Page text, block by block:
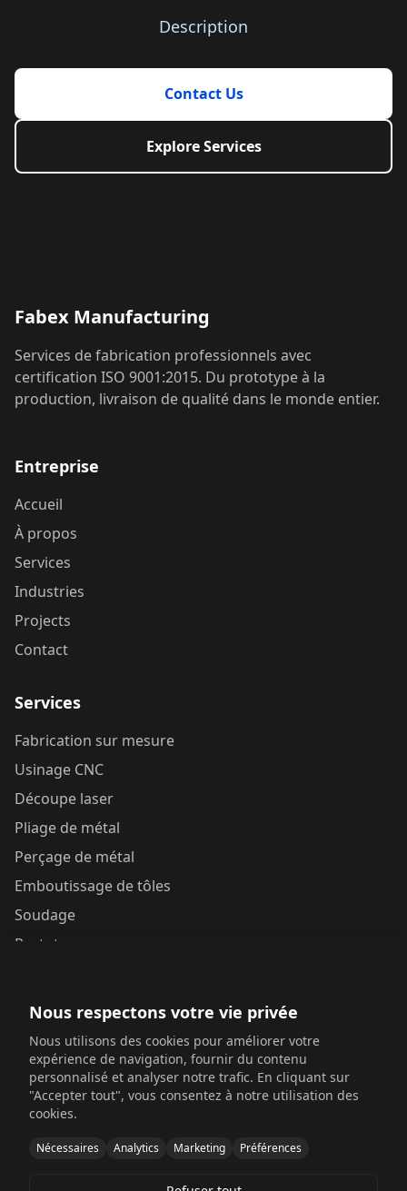
Description
Contact Us
Explore Services
Fabex Manufacturing
Services de fabrication professionnels avec
certification ISO 9001:2015. Du prototype à la
production, livraison de qualité dans le monde entier.
Entreprise
Accueil
À propos
Services
Industries
Projects
Contact
Services
Fabrication sur mesure
Usinage CNC
Découpe laser
Pliage de métal
Perçage de métal
Emboutissage de tôles
Soudage
Prototypes
Yunhai Industrial Park, Changping Town, Dongguan,
Guangdong, China
+86 198 6518 5054
sales@sinosheetmetal.com
Mon-Fri: 8AM-6PM CST
Nous respectons votre vie privée
Nous utilisons des cookies pour améliorer votre
expérience de navigation, fournir du contenu
personnalisé et analyser notre trafic. En cliquant sur
"Accepter tout", vous consentez à notre utilisation des
cookies.
Nécessaires Analytics Marketing Préférences